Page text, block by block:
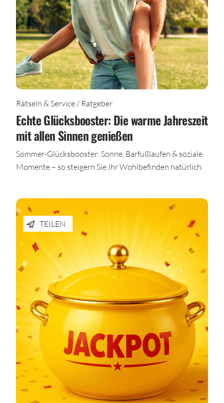
Rätseln & Service / Ratgeber
Echte Glücksbooster: Die warme Jahreszeit
mit allen Sinnen genießen
Sommer-Glücksbooster: Sonne, Barfußlaufen & soziale
Momente – so steigern Sie Ihr Wohlbefinden natürlich.
TEILEN